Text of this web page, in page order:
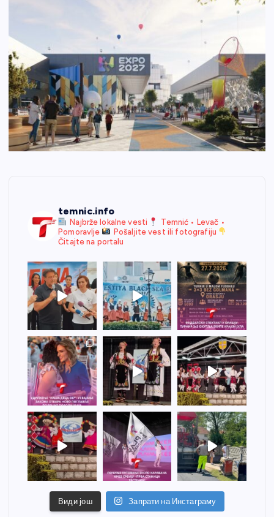
temnic.info
Najbrže lokalne vesti
Temnić • Levač •
Pomoravlje
Pošaljite vest ili fotografiju
Čitajte na portalu
Види још Запрати на Инстаграму